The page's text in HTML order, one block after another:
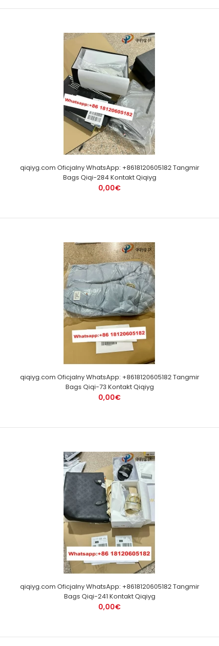
qiqiyg.com Oficjalny WhatsApp: +8618120605182 Tangmir
Bags Qiqi-284 Kontakt Qiqiyg
0,00€
qiqiyg.com Oficjalny WhatsApp: +8618120605182 Tangmir
Bags Qiqi-73 Kontakt Qiqiyg
0,00€
qiqiyg.com Oficjalny WhatsApp: +8618120605182 Tangmir
Bags Qiqi-241 Kontakt Qiqiyg
0,00€